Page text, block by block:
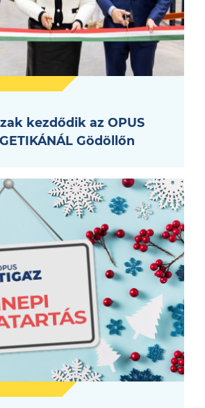
kezdődik az OPUS
Gödöllőn